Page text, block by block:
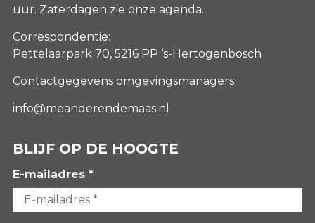
uur. Zaterdagen zie onze agenda.
Correspondentie:
Pettelaarpark 70, 5216 PP ‘s-Hertogenbosch
Contactgegevens omgevingsmanagers
info@meanderendemaas.nl
BLIJF OP DE HOOGTE
E-mailadres *